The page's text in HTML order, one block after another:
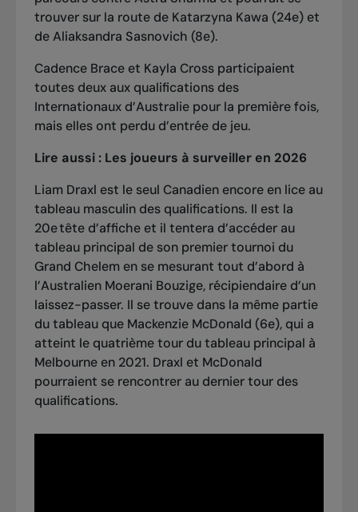
trouver sur la route de Katarzyna Kawa (24e) et
de Aliaksandra Sasnovich (8e).
Cadence Brace et Kayla Cross participaient
toutes deux aux qualifications des
Internationaux d’Australie pour la première fois,
mais elles ont perdu d’entrée de jeu.
Lire aussi : Les joueurs à surveiller en 2026
Liam Draxl est le seul Canadien encore en lice au
tableau masculin des qualifications. Il est la
20e tête d’affiche et il tentera d’accéder au
tableau principal de son premier tournoi du
Grand Chelem en se mesurant tout d’abord à
l’Australien Moerani Bouzige, récipiendaire d’un
laissez-passer. Il se trouve dans la même partie
du tableau que Mackenzie McDonald (6e), qui a
atteint le quatrième tour du tableau principal à
Melbourne en 2021. Draxl et McDonald
pourraient se rencontrer au dernier tour des
qualifications.